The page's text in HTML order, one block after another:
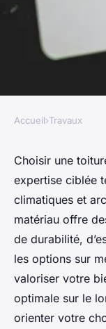
Les
toiture
Mya•13 octobre
Accueil›Travaux
Choisir une
expertise ciblée
climatiques et
matériau offre
de durabilité,
les options sur
valoriser votre
optimale sur le
orienter votre